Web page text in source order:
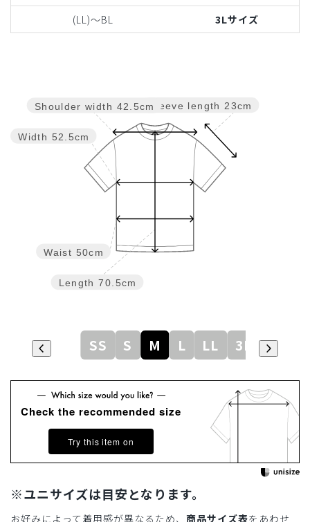
(LL)〜BL
3Lサイズ
Sleeve length 23cm
Length 70.5cm
Waist 50cm
Width 52.5cm
Shoulder width 42.5cm
SS S M L LL 3L
Check the recommended size
Try this item on
※ユニサイズは目安となります。
お好みによって着用感が異なるため、 商品サイズ表をあわせ